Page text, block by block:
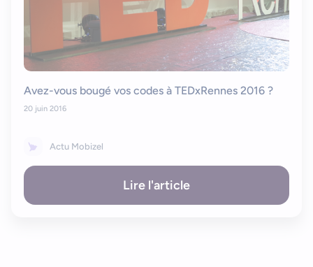
Avez-vous bougé vos codes à TEDxRennes 2016 ?
20 juin 2016
Actu Mobizel
Lire l'article